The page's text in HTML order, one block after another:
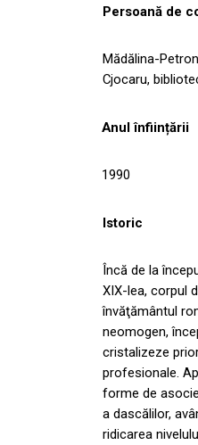
Persoană de
Mădălina-
Cjocaru,
Anul înființării
1990
Istoric
Încă de la
XIX-lea, corpul
învăţământul
neomogen,
cristalizeze
profesionale.
forme de
a dascălilor,
ridicarea